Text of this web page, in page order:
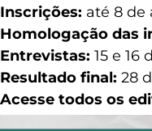
Inscrições: até 8 de
Homologação das
Entrevistas: 15 e 16
Resultado final: 28
Acesse todos os